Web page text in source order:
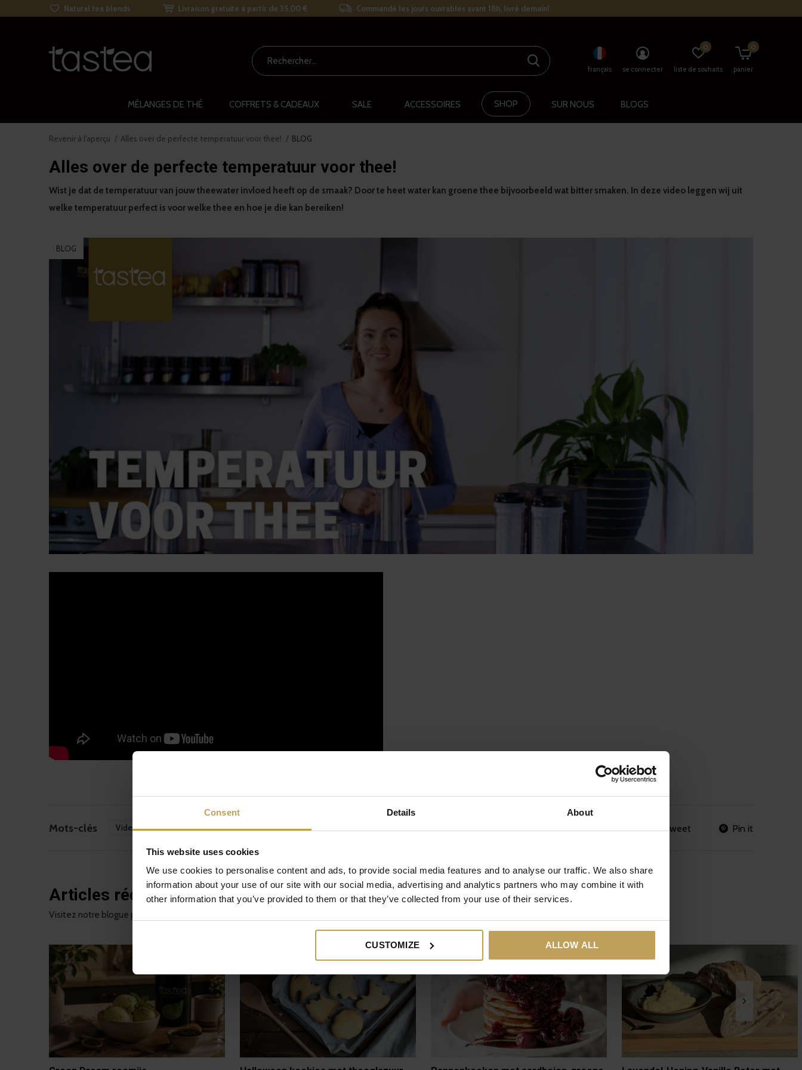
Consent Details About
This website uses cookies
We use cookies to personalise content and ads, to provide social media features and to analyse our traffic. We also share
information about your use of our site with our social media, advertising and analytics partners who may combine it with
other information that you’ve provided to them or that they’ve collected from your use of their services.
CUSTOMIZE ALLOW ALL
MÉLANGES DE THÉ COFFRETS & CADEAUX SALE ACCESSOIRES SHOP SUR NOUS BLOGS
français se connecter liste de souhaits
0
panier
0
Natural tea blends Livraison gratuite à partir de 35,00 € Commandé les jours ouvrables avant 18h, livré demain!
Revenir à l'aperçu Alles over de perfecte temperatuur voor thee! BLOG
Alles over de perfecte temperatuur voor thee!
Wist je dat de temperatuur van jouw theewater invloed heeft op de smaak? Door te heet water kan groene thee bijvoorbeeld wat bitter smaken. In deze video leggen wij uit
welke temperatuur perfect is voor welke thee en hoe je die kan bereiken!
BLOG
Mots-clés Video(26) Share Tweet Pin it
Articles récents
Visitez notre blogue pour consulter les nouvelles et obtenir plus d'informations!